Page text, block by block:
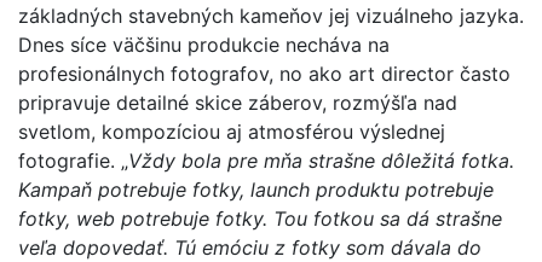
základných stavebných kameňov jej vizuálneho jazyka.
Dnes síce väčšinu produkcie necháva na
profesionálnych fotografov, no ako art director často
pripravuje detailné skice záberov, rozmýšľa nad
svetlom, kompozíciou aj atmosférou výslednej
fotografie. „Vždy bola pre mňa strašne dôležitá fotka.
Kampaň potrebuje fotky, launch produktu potrebuje
fotky, web potrebuje fotky. Tou fotkou sa dá strašne
veľa dopovedať. Tú emóciu z fotky som dávala do